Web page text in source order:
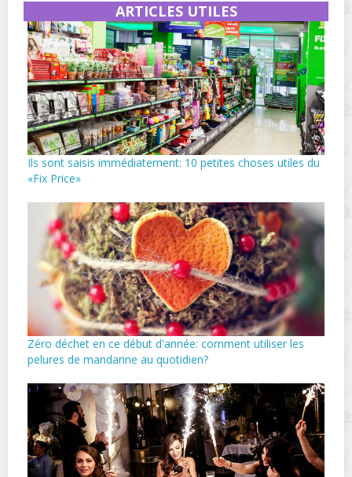
ARTICLES UTILES
Ils sont saisis immédiatement: 10 petites choses utiles du
«Fix Price»
Zéro déchet en ce début d'année: comment utiliser les
pelures de mandarine au quotidien?